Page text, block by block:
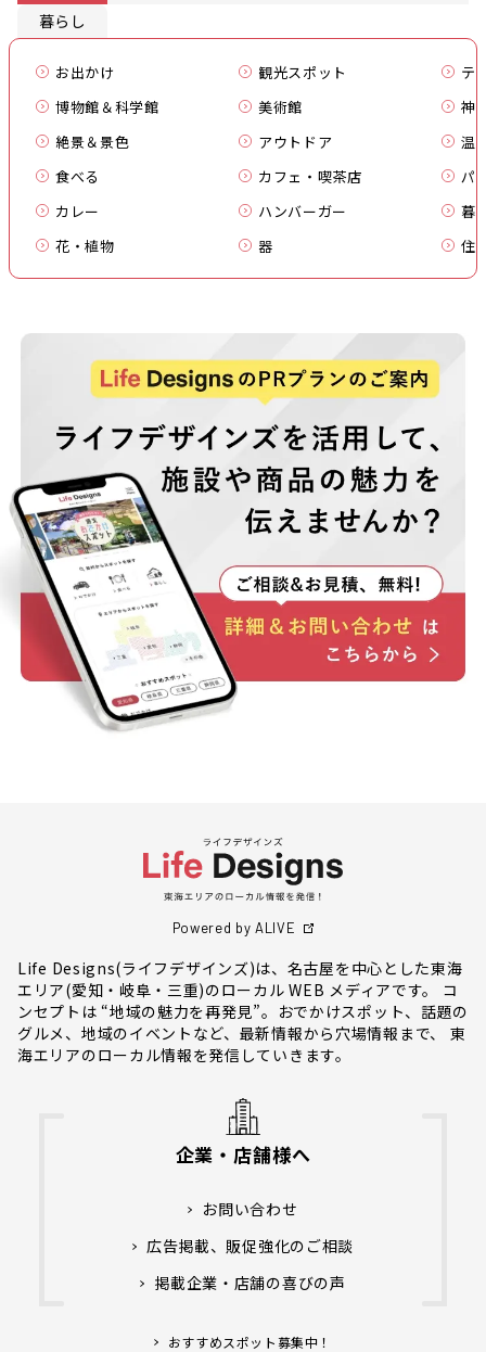
暮らし
お出かけ 観光スポット
テ
博物館＆科学館
美術館
神
絶景＆景色
アウトドア
温
食べる
カフェ・喫茶店
パ
カレー
ハンバーガー
暮
花・植物
器 住
Powered by ALIVE
Life Designs(ライフデザインズ)は、名古屋を中心とした東海
エリア(愛知・岐阜・三重)のローカル WEB メディアです。 コ
ンセプトは “地域の魅力を再発見”。おでかけスポット、話題の
グルメ、地域のイベントなど、最新情報から穴場情報まで、 東
海エリアのローカル情報を発信していきます。
企業・店舗様へ
お問い合わせ
広告掲載、販促強化のご相談
掲載企業・店舗の喜びの声
おすすめスポット募集中！